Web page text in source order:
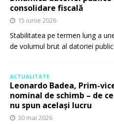
consolidare fiscală
15 iunie 2026
Stabilitatea pe termen lung a
de volumul brut al datoriei
ACTUALITATE
Leonardo Badea, Prim-
nominal de schimb – de
nu spun același lucru
30 mai 2026